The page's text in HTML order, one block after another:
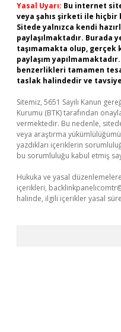
Yasal Uyarı: Bu internet
veya şahıs şirketi ile hiçbir
Sitede yalnızca kendi
paylaşılmaktadır. Burada
taşımamakta olup, gerçek
paylaşım
benzerlikleri tamamen
taslak halindedir ve
Sitemiz, 5651 Sayılı Kanun
Kurumu (BTK) tarafından
vermektedir. Bu nedenle,
veya araştırma
yazdıkları içeriklerin
bu sorumluluğu kabul etmiş
Hukuka ve yasal
içerikleri,
halinde, ilgili içerikler yasal